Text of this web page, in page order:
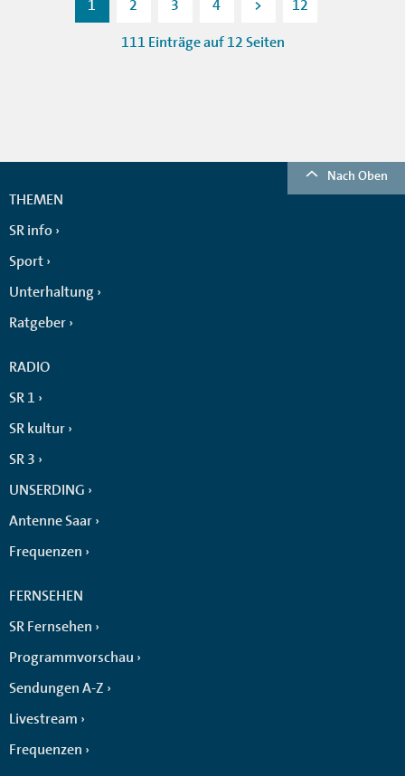
1 2 3 4 > 12
111 Einträge auf 12 Seiten
Nach Oben
THEMEN
SR info
Sport
Unterhaltung
Ratgeber
RADIO
SR 1
SR kultur
SR 3
UNSERDING
Antenne Saar
Frequenzen
FERNSEHEN
SR Fernsehen
Programmvorschau
Sendungen A-Z
Livestream
Frequenzen